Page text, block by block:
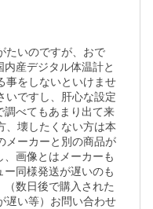
たいのですが、おで
産デジタル体温計と
事をしないといけませ
いですし、肝心な設定
調べてもあまり出て来
、壊したくない方は本
メーカーと別の商品が
画像とはメーカーも
同様発送が遅いのも
数日後で購入された
遅い等）お問い合わせ